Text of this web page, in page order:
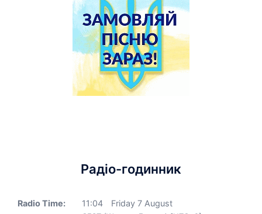
Радіо-годинник
Radio Time: 11:04 Friday 7 August